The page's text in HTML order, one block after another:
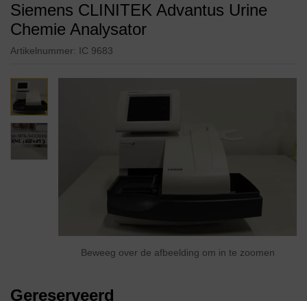
Siemens CLINITEK Advantus Urine
Chemie Analysator
Artikelnummer: IC 9683
Beweeg over de afbeelding om in te zoomen
Gereserveerd